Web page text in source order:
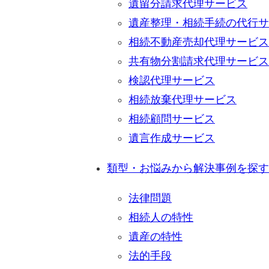
遺留分請求代理サービス
遺産整理・相続手続の代行
相続不動産売却代理サービス
共有物分割請求代理サービス
検認代理サービス
相続放棄代理サービス
相続顧問サービス
遺言作成サービス
類型・お悩みから解決事例を探す
法律問題
相続人の特性
遺産の特性
法的手段